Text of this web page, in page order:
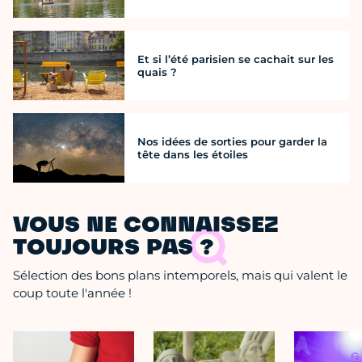
Et si l’été parisien se cachait sur les
quais ?
Nos idées de sorties pour garder la
tête dans les étoiles
VOUS NE CONNAISSEZ
TOUJOURS PAS ?
Sélection des bons plans intemporels, mais qui valent le
coup toute l'année !